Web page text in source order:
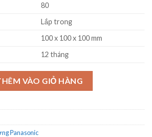
80
Lắp trong
100 x 100 x 100 mm
12 tháng
HHBQ1005B88 vuông đen số lượng
VÀO GIỎ HÀNG
Panasonic